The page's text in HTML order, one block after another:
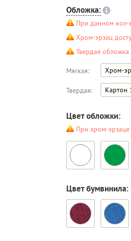
Обложка:
При данном кол-
Хром-эрзац
Твердая
Мягкая: Хром-
Твердая: Картон
Цвет обложки:
При хром-эрзаце
Цвет бумвинила: